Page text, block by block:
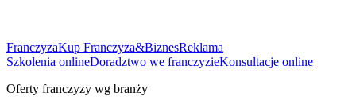
FranczyzaKup Franczyza&BiznesReklama
Szkolenia onlineDoradztwo we franczyzieKonsultacje online
Oferty franczyzy wg branży